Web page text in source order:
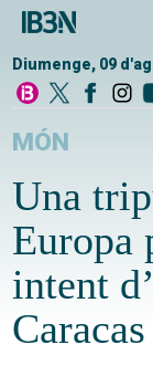
Diumenge, 09
MÓN
Una
Europa
intent
Caracas